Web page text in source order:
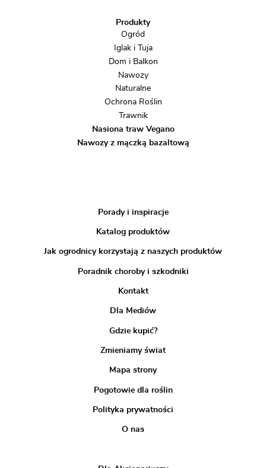
Produkty
Ogród
Iglak i Tuja
Dom i Balkon
Nawozy
Naturalne
Ochrona Roślin
Trawnik
Nasiona traw Vegano
Nawozy z mączką bazaltową
Porady i inspiracje
Katalog produktów
Jak ogrodnicy korzystają z naszych produktów
Poradnik choroby i szkodniki
Kontakt
Dla Mediów
Gdzie kupić?
Zmieniamy świat
Mapa strony
Pogotowie dla roślin
Polityka prywatności
O nas